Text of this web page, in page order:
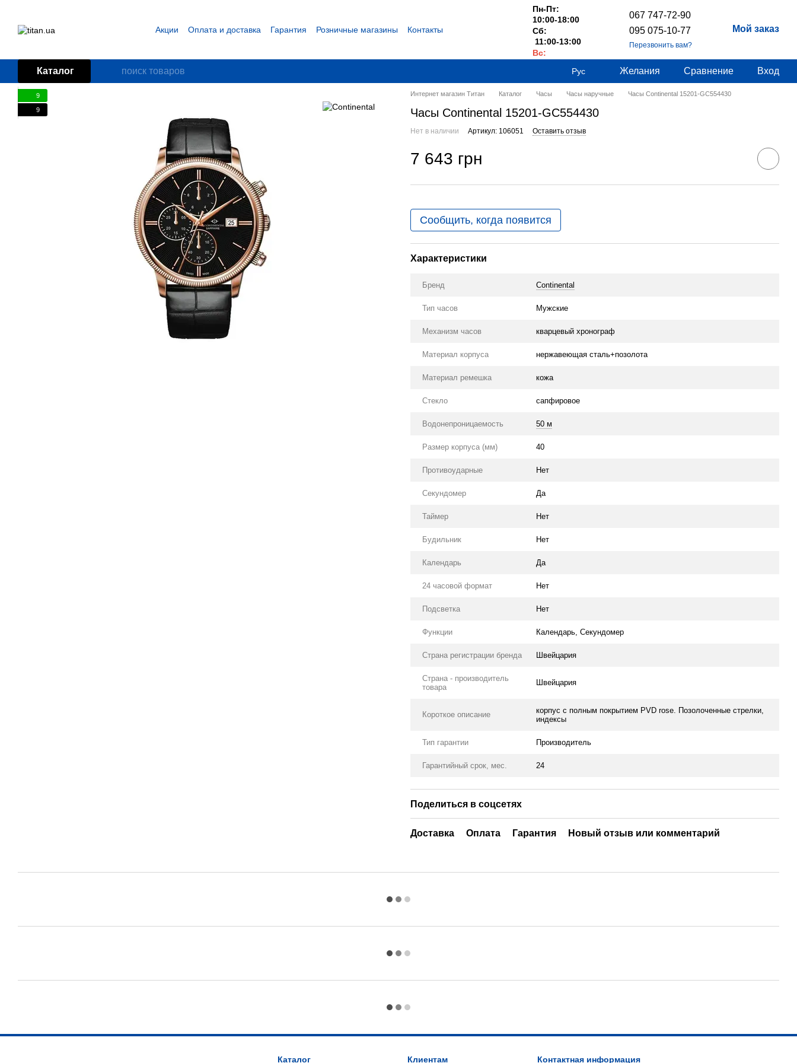
Акции Оплата и доставка Гарантия Розничные магазины
Контакты
Пн-Пт:
10:00-18:00
Сб:
11:00-13:00
Вс:
067 747-72-90
095 075-10-77
Перезвонить вам?
Мой заказ
Каталог Рус Желания Сравнение Вход
9
9
Интернет магазин Титан Каталог Часы Часы наручные Часы Continental 15201-GC554430
Часы Continental 15201-GC554430
Нет в наличии Артикул: 106051 Оставить отзыв
7 643 грн
Сообщить, когда появится
Характеристики
Бренд Continental
Тип часов Мужские
Механизм часов кварцевый хронограф
Материал корпуса нержавеющая сталь+позолота
Материал ремешка кожа
Стекло сапфировое
Водонепроницаемость 50 м
Размер корпуса (мм) 40
Противоударные Нет
Секундомер Да
Таймер Нет
Будильник Нет
Календарь Да
24 часовой формат Нет
Подсветка Нет
Функции Календарь, Секундомер
Страна регистрации бренда Швейцария
Страна - производитель
товара
Швейцария
Короткое описание
корпус с полным покрытием PVD rose. Позолоченные стрелки,
индексы
Тип гарантии Производитель
Гарантийный срок, мес. 24
Поделиться в соцсетях
Доставка Оплата Гарантия Новый отзыв или комментарий
Каталог Клиентам Контактная информация